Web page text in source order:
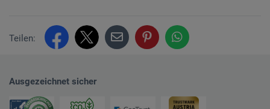
Teilen:
Ausgezeichnet sicher